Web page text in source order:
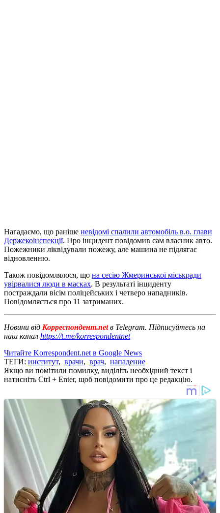
Нагадаємо, що раніше невідомі спалили автомобіль в.о. глави
Держекоінспекції. Про інцидент повідомив сам власник авто.
Пожежники ліквідували пожежу, але машина не підлягає
відновленню.
Також повідомлялося, що на сесію Жмеринської міськради
увірвалися люди в масках. В результаті інциденту
постраждали вісім поліцейських і четверо нападників.
Повідомляється про 11 затриманих.
Новини від Корреспондент.netв Telegram. Підписуйтесь на
наш канал https://t.me/korrespondentnet
Читайте Korrespondent.net в Google News
ТЕГИ: институт, врачи, врач, нападение
Якщо ви помітили помилку, виділіть необхідний текст і
натисніть Ctrl + Enter, щоб повідомити про це редакцію.